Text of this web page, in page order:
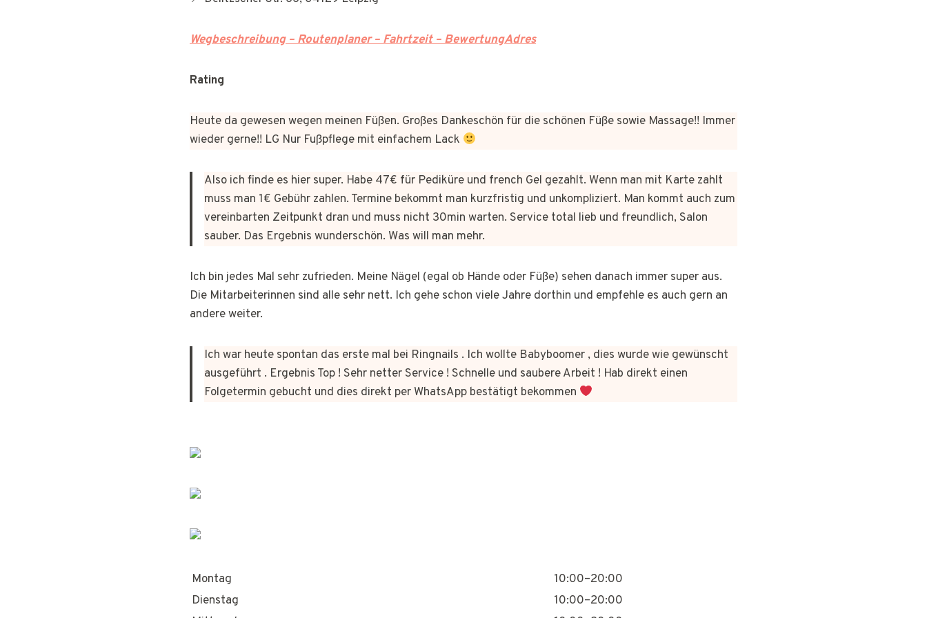
Wegbeschreibung – Routenplaner – Fahrtzeit – BewertungAdres
Rating
Heute da gewesen wegen meinen Füßen. Großes Dankeschön für die schönen Füße sowie Massage!! Immer
wieder gerne!! LG Nur Fußpflege mit einfachem Lack
Also ich finde es hier super. Habe 47€ für Pediküre und french Gel gezahlt. Wenn man mit Karte zahlt
muss man 1€ Gebühr zahlen. Termine bekommt man kurzfristig und unkompliziert. Man kommt auch zum
vereinbarten Zeitpunkt dran und muss nicht 30min warten. Service total lieb und freundlich, Salon
sauber. Das Ergebnis wunderschön. Was will man mehr.
Ich bin jedes Mal sehr zufrieden. Meine Nägel (egal ob Hände oder Füße) sehen danach immer super aus.
Die Mitarbeiterinnen sind alle sehr nett. Ich gehe schon viele Jahre dorthin und empfehle es auch gern an
andere weiter.
Ich war heute spontan das erste mal bei Ringnails . Ich wollte Babyboomer , dies wurde wie gewünscht
ausgeführt . Ergebnis Top ! Sehr netter Service ! Schnelle und saubere Arbeit ! Hab direkt einen
Folgetermin gebucht und dies direkt per WhatsApp bestätigt bekommen
Montag
10:00–20:00
Dienstag
10:00–20:00